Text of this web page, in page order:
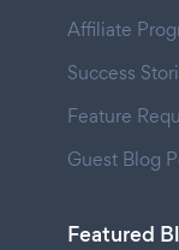
Affiliate
Success
Feature
Guest Blog
Featured